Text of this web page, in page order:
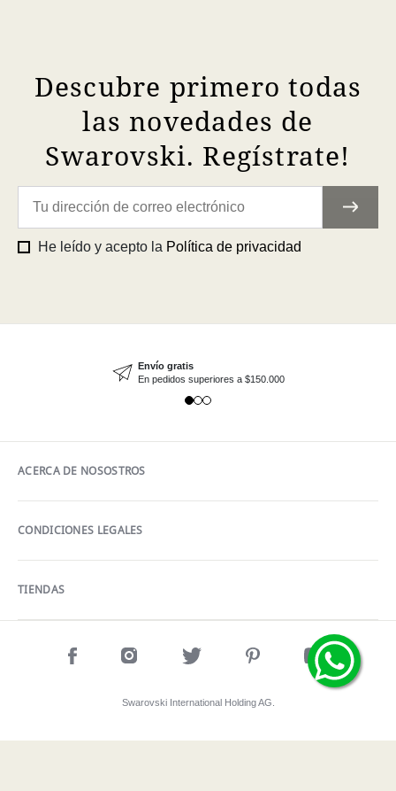
Descubre primero todas
las novedades de
Swarovski. Regístrate!
He leído y acepto la Política de privacidad
Envío gratis
En pedidos superiores a $150.000
ACERCA DE NOSOSTROS
CONDICIONES LEGALES
TIENDAS
Swarovski International Holding AG.